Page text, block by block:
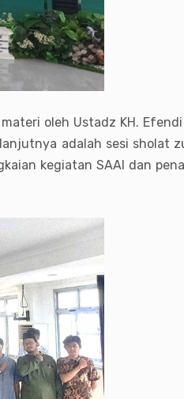
oleh Ustadz KH.
adalah sesi sholat
kegiatan SAAI dan